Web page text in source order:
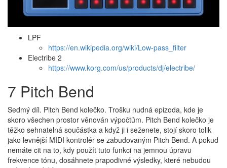
LPF
https://en.wikipedia.org/wiki/Low-pass_filter
Electribe 2
https://www.korg.com/us/products/dj/electribe/
7 Pitch Bend
Sedmý díl. Pitch Bend kolečko. Trošku nudná epizoda, kde je
skoro všechen prostor věnován výpočtům. Pitch Bend kolečko je
těžko sehnatelná součástka a když ji i seženete, stojí skoro tolik
jako levnější MIDI kontrolér se zabudovaným Pitch Bend. A pokud
nemáte cit na to, kdy použít tuto funkci na jemnou úpravu
frekvence tónu, dosáhnete prapodivné výsledky, které nebudou